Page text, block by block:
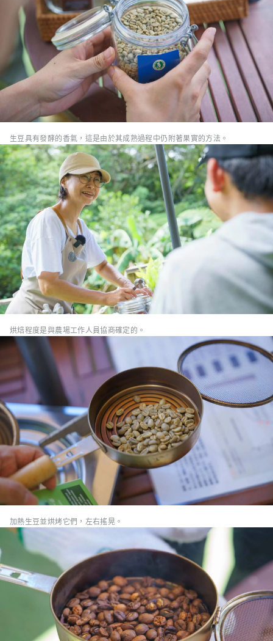
生豆具有發酵的香氣，這是由於其成熟過程中仍附著果實的方法。
烘焙程度是與農場工作人員協商確定的。
加熱生豆並烘烤它們，左右搖晃。